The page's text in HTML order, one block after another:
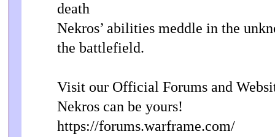
death
Nekros’ abilities meddle in the
the battlefield.
Visit our Official Forums and
Nekros can be yours!
https://forums.warframe.com/